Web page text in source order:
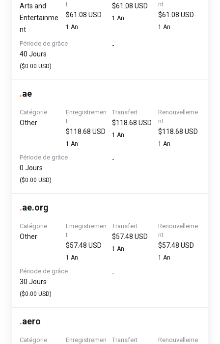
Arts and
Entertainme
nt
t
$61.08 USD
1 An
$61.08 USD
1 An
nt
$61.08 USD
1 An
Période de grâce
40 Jours
($0.00 USD)
-
.ae
Catégorie
Other
Enregistremen
t
$118.68 USD
1 An
Transfert
$118.68 USD
1 An
Renouvelleme
nt
$118.68 USD
1 An
Période de grâce
0 Jours
($0.00 USD)
-
.ae.org
Catégorie
Other
Enregistremen
t
$57.48 USD
1 An
Transfert
$57.48 USD
1 An
Renouvelleme
nt
$57.48 USD
1 An
Période de grâce
30 Jours
($0.00 USD)
-
.aero
Catégorie
Enregistremen
Transfert
Renouvelleme